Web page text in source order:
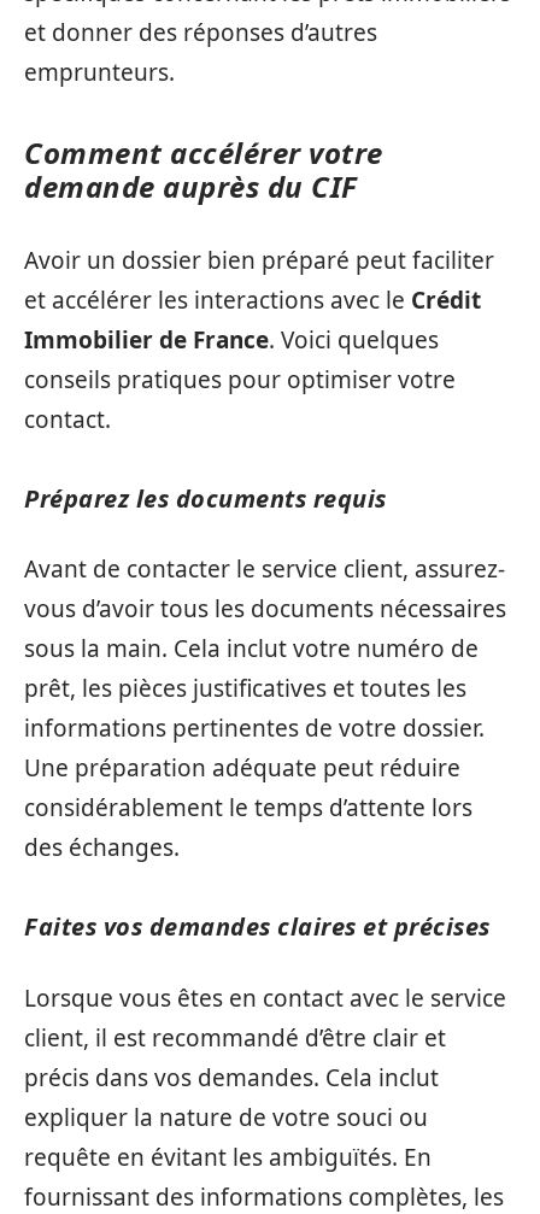
et donner des réponses d’autres
emprunteurs.
Comment accélérer votre
demande auprès du CIF
Avoir un dossier bien préparé peut faciliter
et accélérer les interactions avec le Crédit
Immobilier de France. Voici quelques
conseils pratiques pour optimiser votre
contact.
Préparez les documents requis
Avant de contacter le service client, assurez-
vous d’avoir tous les documents nécessaires
sous la main. Cela inclut votre numéro de
prêt, les pièces justificatives et toutes les
informations pertinentes de votre dossier.
Une préparation adéquate peut réduire
considérablement le temps d’attente lors
des échanges.
Faites vos demandes claires et précises
Lorsque vous êtes en contact avec le service
client, il est recommandé d’être clair et
précis dans vos demandes. Cela inclut
expliquer la nature de votre souci ou
requête en évitant les ambiguïtés. En
fournissant des informations complètes, les